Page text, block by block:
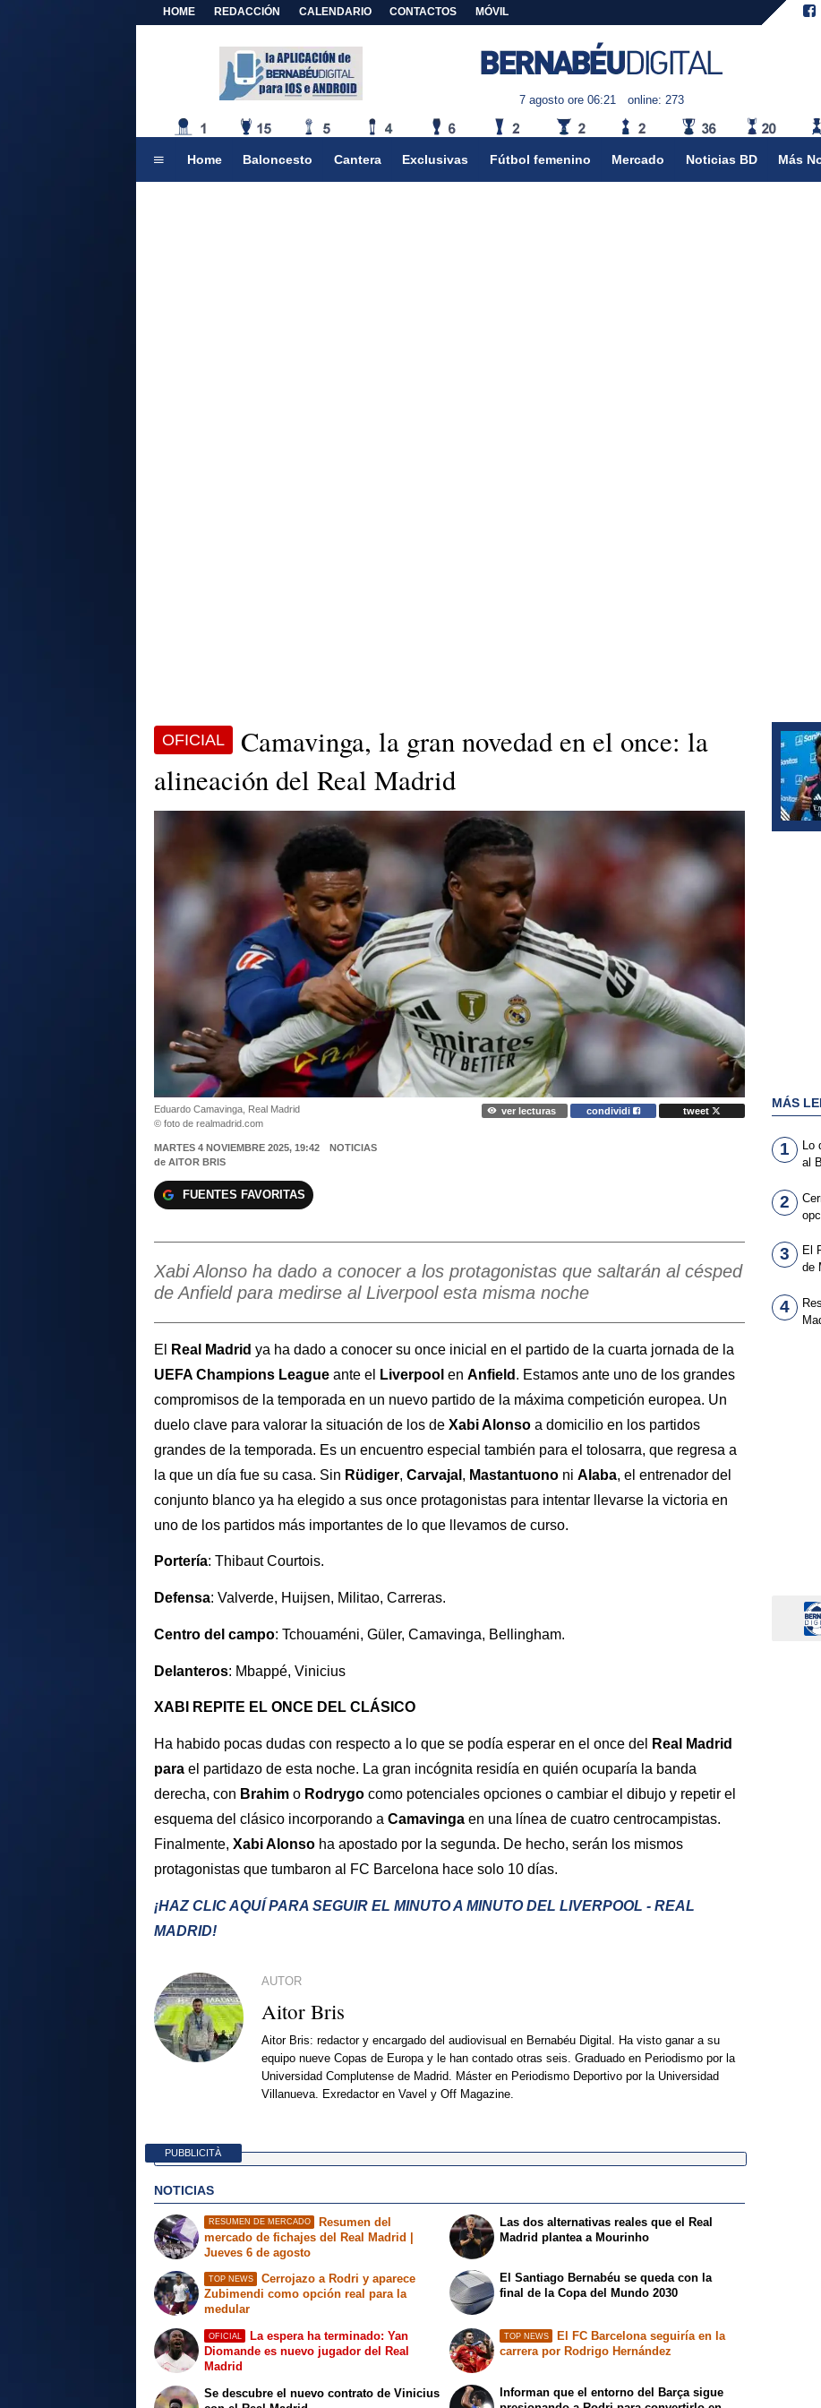
HOME REDACCIÓN CALENDARIO CONTACTOS MÓVIL
7 agosto ore 06:21 online: 273
Home Baloncesto Cantera Exclusivas Fútbol femenino Mercado Noticias BD Más
OFICIAL
Camavinga, la gran novedad en el once: la
alineación del Real Madrid
Eduardo Camavinga, Real Madrid
© foto de realmadrid.com
ver lecturas condividi tweet
MARTES 4 NOVIEMBRE 2025, 19:42
NOTICIAS
de AITOR BRIS
FUENTES FAVORITAS
Xabi Alonso ha dado a conocer a los protagonistas que saltarán al césped
de Anfield para medirse al Liverpool esta misma noche
El Real Madrid ya ha dado a conocer su once inicial en el partido de la cuarta jornada de la
UEFA Champions League ante el Liverpool en Anfield . Estamos ante uno de los grandes
compromisos de la temporada en un nuevo partido de la máxima competición europea. Un
duelo clave para valorar la situación de los de Xabi Alonso a domicilio en los partidos
grandes de la temporada. Es un encuentro especial también para el tolosarra, que regresa a
la que un día fue su casa. Sin Rüdiger, Carvajal , Mastantuono ni Alaba, el entrenador del
conjunto blanco ya ha elegido a sus once protagonistas para intentar llevarse la victoria en
uno de los partidos más importantes de lo que llevamos de curso.
Portería: Thibaut Courtois.
Defensa: Valverde, Huijsen, Militao, Carreras.
Centro del campo: Tchouaméni, Güler, Camavinga, Bellingham.
Delanteros: Mbappé, Vinicius
XABI REPITE EL ONCE DEL CLÁSICO
Ha habido pocas dudas con respecto a lo que se podía esperar en el once del
Real Madrid
para el partidazo de esta noche. La gran incógnita residía en quién ocuparía la banda
derecha, con Brahim o Rodrygo como potenciales opciones o cambiar el dibujo y repetir el
esquema del clásico incorporando a Camavinga en una línea de cuatro centrocampistas.
Finalmente, Xabi Alonso ha apostado por la segunda. De hecho, serán los mismos
protagonistas que tumbaron al FC Barcelona hace solo 10 días.
¡HAZ CLIC AQUÍ PARA SEGUIR EL MINUTO A MINUTO DEL LIVERPOOL - REAL
MADRID!
AUTOR
Aitor Bris
Aitor Bris: redactor y encargado del audiovisual en Bernabéu Digital. Ha visto ganar a su
equipo nueve Copas de Europa y le han contado otras seis. Graduado en Periodismo por la
Universidad Complutense de Madrid. Máster en Periodismo Deportivo por la Universidad
Villanueva. Exredactor en Vavel y Off Magazine.
PUBBLICITÀ
NOTICIAS
RESUMEN DE MERCADO
Resumen del
mercado de fichajes del Real Madrid |
Jueves 6 de agosto
TOP NEWS
Cerrojazo a Rodri y aparece
Zubimendi como opción real para la
medular
Las dos alternativas reales que el Real
Madrid plantea a Mourinho
El Santiago Bernabéu se queda con la
final de la Copa del Mundo 2030
OFICIAL
La espera ha terminado: Yan
Diomande es nuevo jugador del Real
Madrid
Se descubre el nuevo contrato de Vinicius
TOP NEWS
El FC Barcelona seguiría en la
carrera por Rodrigo Hernández
Informan que el entorno del Barça sigue
MÁS
1
Lo
al
2
3
El
de
4